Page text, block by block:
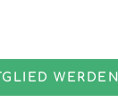
WERDEN